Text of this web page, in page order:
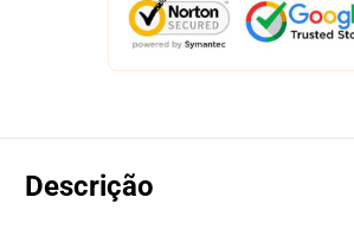
Descrição